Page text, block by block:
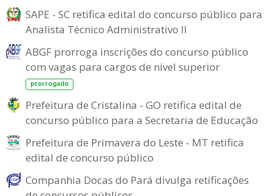
SAPE - SC retifica edital do concurso público para
Analista Técnico Administrativo II
ABGF prorroga inscrições do concurso público
com vagas para cargos de nível superior
prorrogado
Prefeitura de Cristalina - GO retifica edital de
concurso público para a Secretaria de Educação
Prefeitura de Primavera do Leste - MT retifica
edital de concurso público
Companhia Docas do Pará divulga retificações